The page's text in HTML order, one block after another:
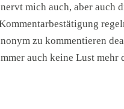
mich auch, aber auch
zu kommentieren
auch keine Lust mehr